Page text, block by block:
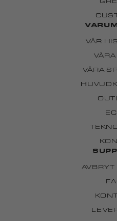
VÅR
VÅRA
AVBRYT